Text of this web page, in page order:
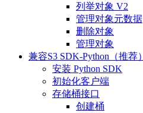
列举对象 V2
管理对象元数据
删除对象
管理对象
兼容S3 SDK-Python（推荐）
安装 Python SDK
初始化客户端
存储桶接口
创建桶